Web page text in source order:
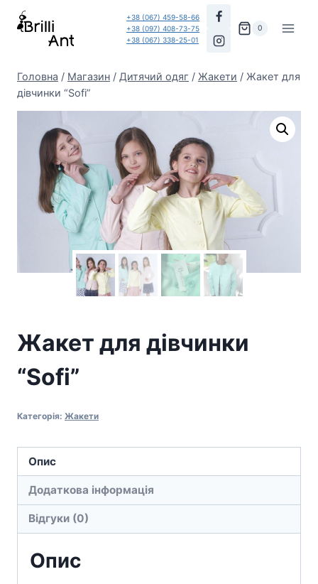
Перейти
+38 (067) 459-58-66
+38 (097) 408-73-75
+38 (067) 338-25-01
0
Головна / Магазин / Дитячий одяг / Жакети / Жакет для
дівчинки “Sofi”
Жакет для дівчинки
“Sofi”
Категорія: Жакети
Опис
Додаткова інформація
Відгуки (0)
Опис